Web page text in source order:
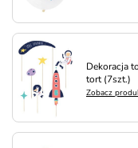
Dekoracja
tort (7szt.)
Zobacz